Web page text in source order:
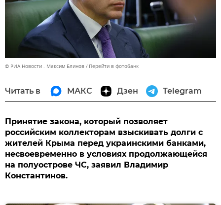
© РИА Новости . Максим Блинов Перейти в фотобанк
Читать в МАКС Дзен Telegram
Принятие закона, который позволяет
российским коллекторам взыскивать долги с
жителей Крыма перед украинскими банками,
несвоевременно в условиях продолжающейся
на полуострове ЧС, заявил Владимир
Константинов.